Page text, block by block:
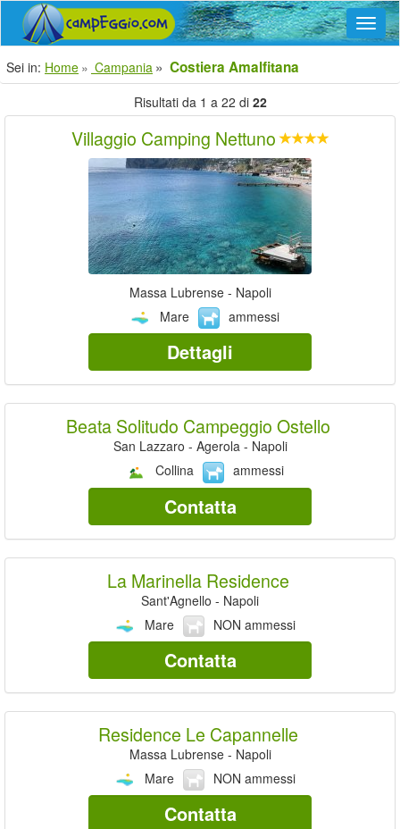
Sei in: Home Campania Costiera Amalfitana
Risultati da 1 a 22 di 22
Villaggio Camping Nettuno
Massa Lubrense - Napoli
Mare
ammessi
Dettagli
Beata Solitudo Campeggio Ostello
San Lazzaro - Agerola - Napoli
Collina
ammessi
Contatta
La Marinella Residence
Sant'Agnello - Napoli
Mare
NON ammessi
Contatta
Residence Le Capannelle
Massa Lubrense - Napoli
Mare
NON ammessi
Contatta